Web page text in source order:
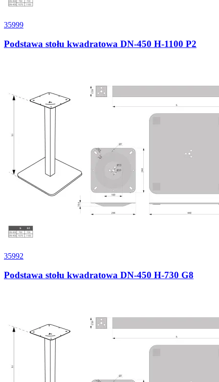
35999
Podstawa stołu kwadratowa DN-450 H-1100 P2
35992
Podstawa stołu kwadratowa DN-450 H-730 G8